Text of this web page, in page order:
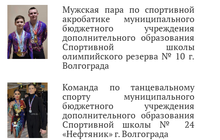
Мужская пара по спортивной
акробатике муниципального
бюджетного учреждения
дополнительного образования
Спортивной школы
олимпийского резерва № 10 г.
Волгограда
Команда по танцевальному
спорту муниципального
бюджетного учреждения
дополнительного образования
Спортивной школы № 24
«Нефтяник» г. Волгограда